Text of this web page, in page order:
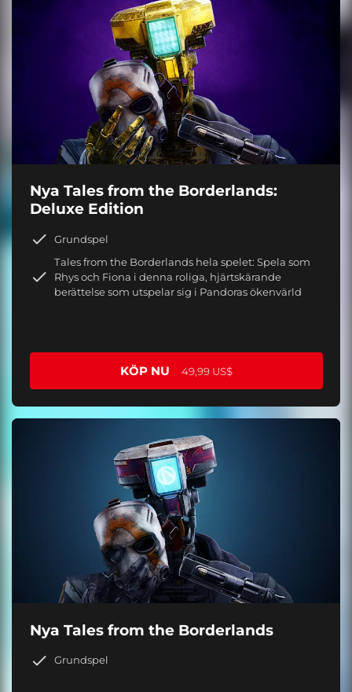
Nya Tales from the Borderlands:
Deluxe Edition
Grundspel
Tales from the Borderlands hela spelet: Spela som
Rhys och Fiona i denna roliga, hjärtskärande
berättelse som utspelar sig i Pandoras ökenvärld
KÖP NU 49,99 US$
Nya Tales from the Borderlands
Grundspel